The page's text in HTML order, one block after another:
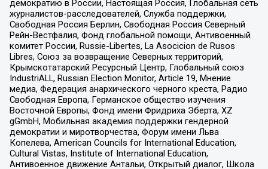
демократию в России, Настоящая Россия, Глобальная сеть
журналистов-расследователей, Служба поддержки,
Свободная Россия Берлин, Свободная Россия Северный
Рейн-Вестфалия, Фонд глобальной помощи, Антивоенный
комитет России, Russie-Libertes, La Asocicion de Rusos
Libres, Союз за возвращение Северных территорий,
Крымскотатарский Ресурсный Центр, Глобальный союз
IndustriALL, Russian Election Monitor, Article 19, Мнение
медиа, Федерация анархического черного креста, Радио
Свободная Европа, Германское общество изучения
Восточной Европы, Фонд имени Фридриха Эберта, XZ
gGmbH, Мобильная академия поддержки гендерной
демократии и миротворчества, Форум имени Льва
Копелева, American Councils for International Education,
Cultural Vistas, Institute of International Education,
Антивоенное движение Антальи, Открытый диалог, Школа